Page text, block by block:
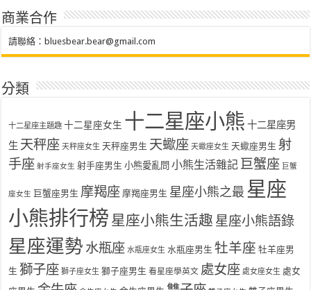
商業合作
請聯絡：bluesbear.bear@gmail.com
分類
十二星座主題趣 十二星座女生 十二星座小熊 十二星座男
生 天秤座 天秤座女生 天秤座男生 天蠍座 天蠍座女生 天蠍座男生 射
手座 射手座女生 射手座男生 小熊愛亂問 小熊生活雜記 巨蟹座 巨蟹
座女生 巨蟹座男生 摩羯座 摩羯座男生 星座小熊之最 星座
小熊排行榜 星座小熊生活趣 星座小熊語錄
星座運勢 水瓶座 水瓶座女生 水瓶座男生 牡羊座 牡羊座男
生 獅子座 獅子座女生 獅子座男生 看星座學英文 處女座 處女座女生 處女